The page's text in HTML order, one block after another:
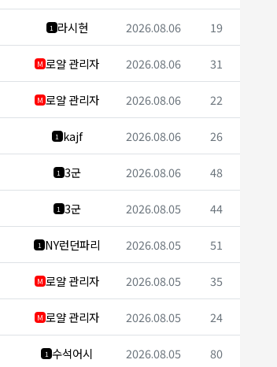
1 라시현 2026.08.06 19
M 로얄 관리자 2026.08.06 31
M 로얄 관리자 2026.08.06 22
1 kajf 2026.08.06 26
1 3군 2026.08.06 48
1 3군 2026.08.05 44
1 NY런던파리 2026.08.05 51
M 로얄 관리자 2026.08.05 35
M 로얄 관리자 2026.08.05 24
1 수석어시 2026.08.05 80